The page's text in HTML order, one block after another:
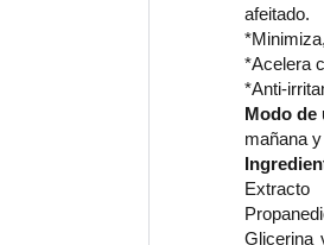
afeitado.
*Acelera
*Anti-
Modo de
mañana
Glicerina